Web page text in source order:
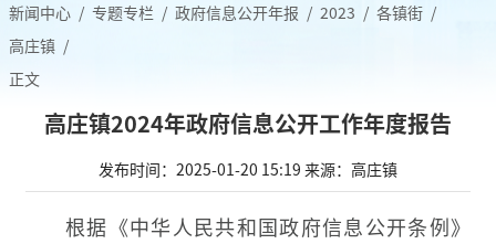
新闻中心 / 专题专栏 / 政府信息公开年报 / 2023 / 各镇街 /
高庄镇 /
正文
高庄镇2024年政府信息公开工作年度报告
发布时间：2025-01-20 15:19 来源：高庄镇
根据《中华人民共和国政府信息公开条例》